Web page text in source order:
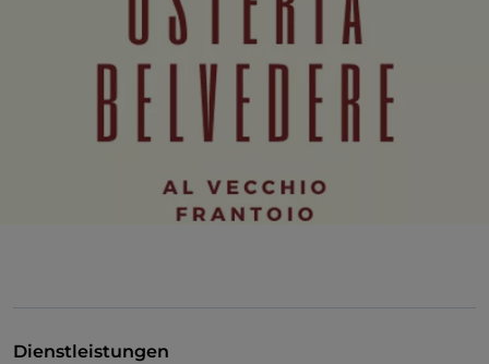
Dienstleistungen